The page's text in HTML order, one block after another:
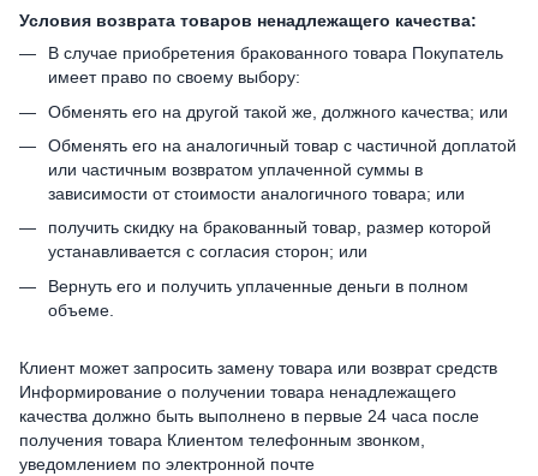
Условия возврата товаров ненадлежащего качества:
В случае приобретения бракованного товара Покупатель
имеет право по своему выбору:
Обменять его на другой такой же, должного качества; или
Обменять его на аналогичный товар с частичной доплатой
или частичным возвратом уплаченной суммы в
зависимости от стоимости аналогичного товара; или
получить скидку на бракованный товар, размер которой
устанавливается с согласия сторон; или
Вернуть его и получить уплаченные деньги в полном
объеме.
Клиент может запросить замену товара или возврат средств
Информирование о получении товара ненадлежащего
качества должно быть выполнено в первые 24 часа после
получения товара Клиентом телефонным звонком,
уведомлением по электронной почте